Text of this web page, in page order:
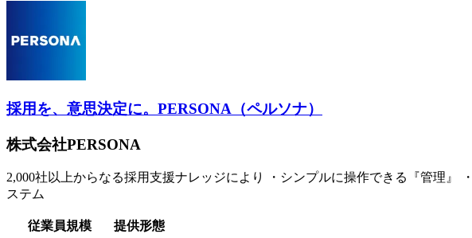
採用を、意思決定に。 PERSONA（ペルソナ）
株式会社PERSONA
2,000社以上からなる採用支援ナレッジにより ・シンプルに操作できる『管理
ステム
従業員規模 提供形態